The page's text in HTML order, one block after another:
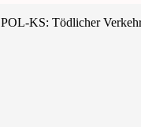
POL-KS: Tödlicher